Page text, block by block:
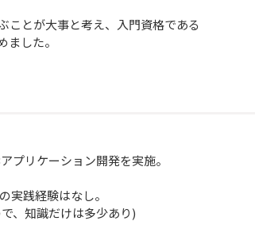
ことが大事と考え、入門資格である
した。
プリケーション開発を実施。
実践経験はなし。
、知識だけは多少あり)